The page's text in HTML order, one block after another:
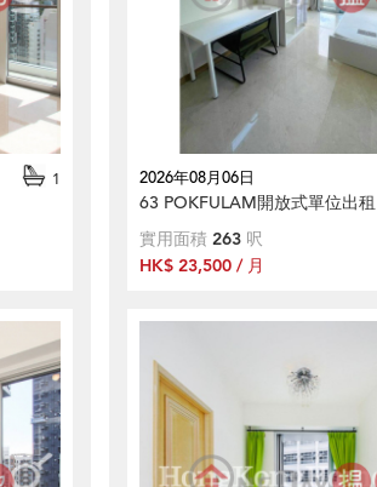
1 2026年08月06日
63 POKFULAM開放式單位出租
實用面積 263 呎
HK$ 23,500 / 月